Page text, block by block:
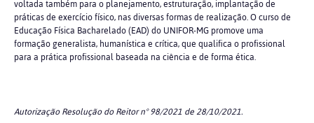
voltada também para o planejamento, estruturação, implantação de
práticas de exercício físico, nas diversas formas de realização. O curso de
Educação Física Bacharelado (EAD) do UNIFOR-MG promove uma
formação generalista, humanística e crítica, que qualifica o profissional
para a prática profissional baseada na ciência e de forma ética.
Autorização Resolução do Reitor n° 98/2021 de 28/10/2021.